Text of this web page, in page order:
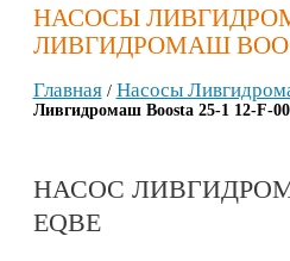
НАСОСЫ
ЛИВГИДРОМАШ
Главная/ Насосы
Ливгидромаш Boosta 25-1 12-F-
НАСОС
EQBE